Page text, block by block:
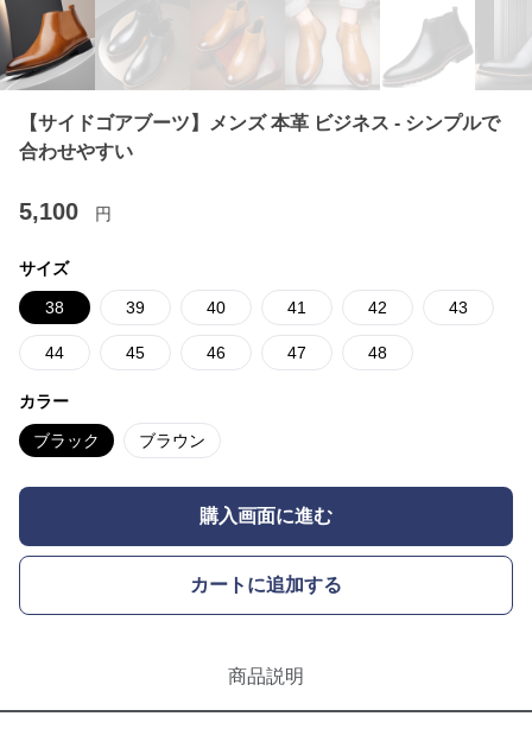
【サイドゴアブーツ】メンズ 本革 ビジネス - シンプルで
合わせやすい
5,100 円
サイズ
38 39 40 41 42 43
44 45 46 47 48
カラー
ブラック ブラウン
購入画面に進む
カートに追加する
商品説明